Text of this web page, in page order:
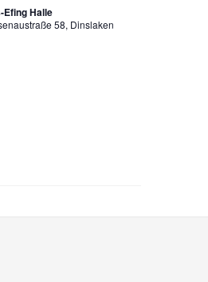
Efing Halle
58, Dinslaken